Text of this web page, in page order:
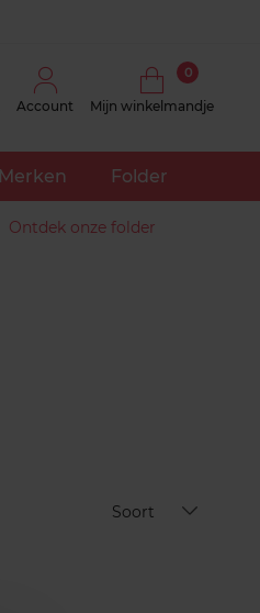
Account Mijn winkelmandje
0
Merken Folder
Ontdek onze folder
Soort